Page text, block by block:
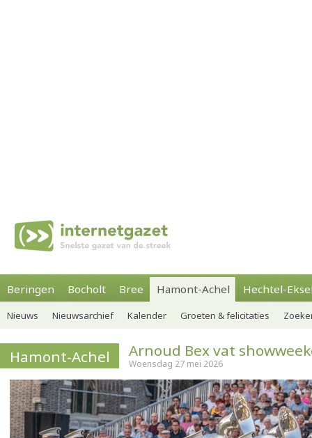
Beringen Bocholt Bree Hamont-Achel Hechtel-
Nieuws Nieuwsarchief Kalender Groeten & felicitaties
Hamont-Achel Arnoud Bex vat
Woensdag 27 mei 2026